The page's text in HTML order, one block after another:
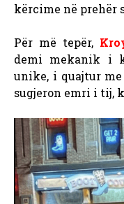
kërcime në prehër
Për më tepër,
demi mekanik i
unike, i quajtur me
sugjeron emri i tij,